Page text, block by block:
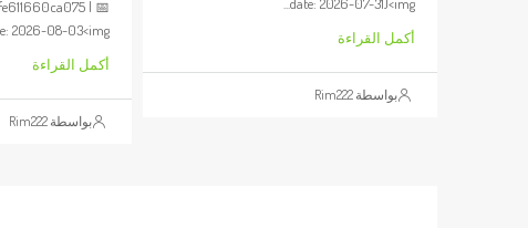
أكمل القراءة
بواسطة Rim222
| 📅
2026-08-03<img...
أكمل القراءة
بواسطة Rim222